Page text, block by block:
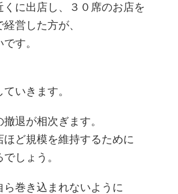
くに出店し、３０席のお店を
営した方が、
す。
いきます。
退が相次ぎます。
ほど規模を維持するために
しょう。
ら巻き込まれないように